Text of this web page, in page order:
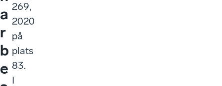
a
r
b
e
269,
2020
på
plats
83.
I